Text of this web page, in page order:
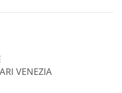
VENEZIA